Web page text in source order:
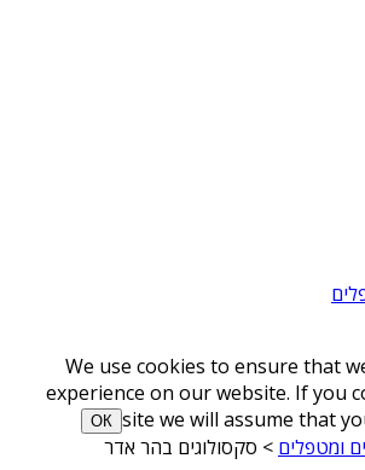
We use cookies to ensure that
experience on our website. If you
site we will assume that
ОК
ומטפלים > סקסולוגים בהר אדר